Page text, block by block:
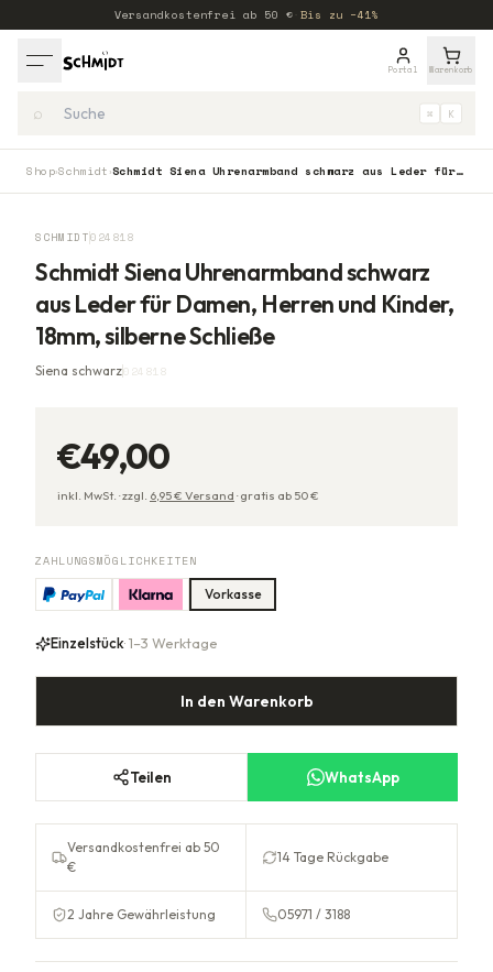
Versandkostenfrei ab 50 € Bis zu −41%
Portal Warenkorb
⌕ ⌘ K
Shop›Schmidt › Schmidt Siena Uhrenarmband schwarz aus Leder für Damen, Herren und Kinder, 18mm, silberne Schließe
SCHMIDT024818
Schmidt Siena Uhrenarmband schwarz
aus Leder für Damen, Herren und Kinder,
18mm, silberne Schließe
Siena schwarz024818
€49,00
inkl. MwSt. ·zzgl. 6,95€ Versand ·gratis ab 50€
ZAHLUNGSMÖGLICHKEITEN
Vorkasse
Einzelstück· 1–3 Werktage
In den Warenkorb
Teilen WhatsApp
Versandkostenfrei ab 50
€
14 Tage Rückgabe
2 Jahre Gewährleistung 05971 / 3188